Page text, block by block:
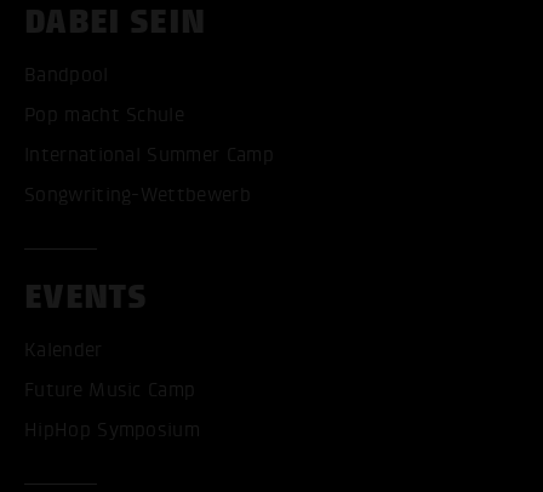
DABEI SEIN
Bandpool
Pop macht Schule
International Summer Camp
Songwriting-Wettbewerb
EVENTS
Kalender
Future Music Camp
HipHop Symposium